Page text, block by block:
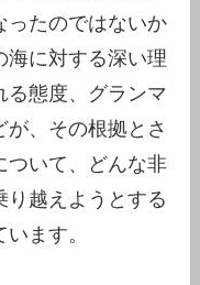
ったのではないか
海に対する深い理
る態度、グランマ
、その根拠とさ
ついて、どんな非
り越えようとする
ます。